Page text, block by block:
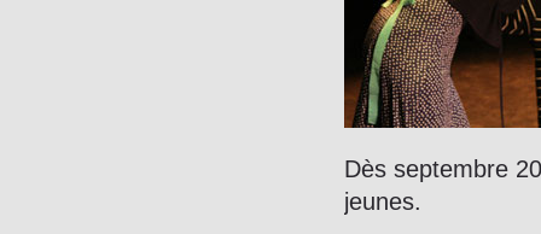
Dès septembre
jeunes.